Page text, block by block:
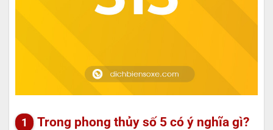
Trong phong thủy số 5 có ý nghĩa gì?